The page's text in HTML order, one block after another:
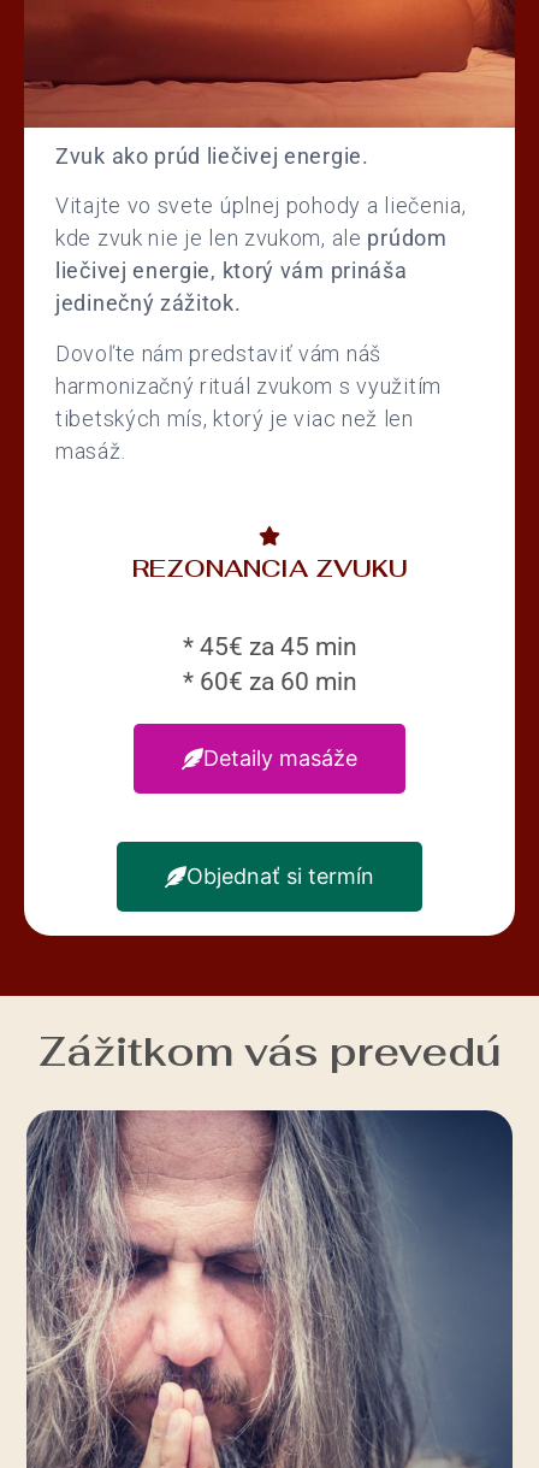
Zvuk ako prúd liečivej energie.
Vitajte vo svete úplnej pohody a liečenia,
kde zvuk nie je len zvukom, ale prúdom
liečivej energie, ktorý vám prináša
jedinečný zážitok.
Dovoľte nám predstaviť vám náš
harmonizačný rituál zvukom s využitím
tibetských mís, ktorý je viac než len
masáž.
REZONANCIA ZVUKU
* 45€ za 45 min
* 60€ za 60 min
Detaily masáže
Objednať si termín
Zážitkom vás prevedú